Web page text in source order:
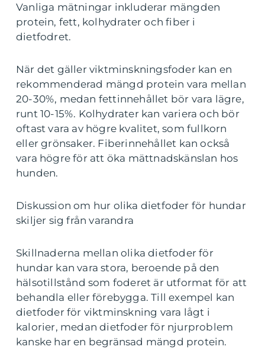
Vanliga mätningar inkluderar mängden
protein, fett, kolhydrater och fiber i
dietfodret.
När det gäller viktminskningsfoder kan en
rekommenderad mängd protein vara mellan
20-30%, medan fettinnehållet bör vara lägre,
runt 10-15%. Kolhydrater kan variera och bör
oftast vara av högre kvalitet, som fullkorn
eller grönsaker. Fiberinnehållet kan också
vara högre för att öka mättnadskänslan hos
hunden.
Diskussion om hur olika dietfoder för hundar
skiljer sig från varandra
Skillnaderna mellan olika dietfoder för
hundar kan vara stora, beroende på den
hälsotillstånd som foderet är utformat för att
behandla eller förebygga. Till exempel kan
dietfoder för viktminskning vara lågt i
kalorier, medan dietfoder för njurproblem
kanske har en begränsad mängd protein.